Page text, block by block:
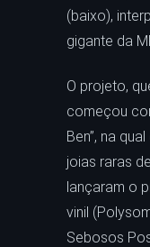
(baixo),
gigante da
O projeto,
começou
Ben”, na
joias raras
lançaram o
vinil
Sebosos